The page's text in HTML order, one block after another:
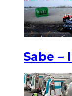
Sabe –